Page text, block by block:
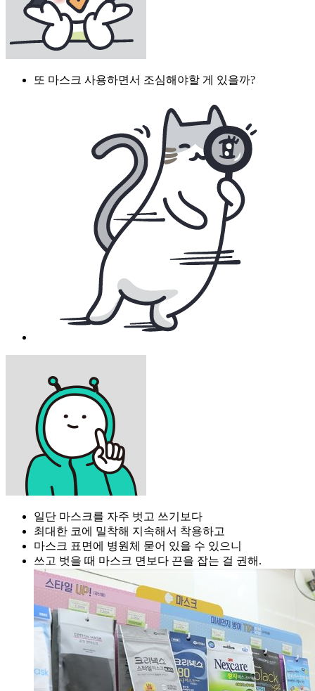
또 마스크 사용하면서 조심해야할 게 있을까?
일단 마스크를 자주 벗고 쓰기보다
최대한 코에 밀착해 지속해서 착용하고
마스크 표면에 병원체 묻어 있을 수 있으니
쓰고 벗을 때 마스크 면보다 끈을 잡는 걸 권해.